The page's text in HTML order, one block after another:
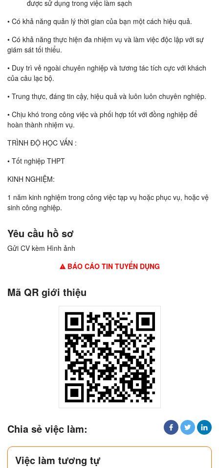
được sử dụng trong việc làm sạch
• Có khả năng quản lý thời gian của bạn một cách hiệu quả.
• Có khả năng thực hiện đa nhiệm vụ và làm việc độc lập với sự
giám sát tối thiểu.
• Duy trì vẻ ngoài chuyên nghiệp và tương tác tích cực với khách
của câu lạc bộ.
• Trung thực, đáng tin cậy, hiệu quả và luôn luôn chuyên nghiệp.
• Chịu khó trong công việc và phối hợp tốt với đồng nghiệp để
hoàn thành nhiệm vụ.
TRÌNH ĐỘ HỌC VẤN :
• Tốt nghiệp THPT
KINH NGHIỆM:
1 năm kinh nghiệm trong công việc tạp vụ hoặc phục vụ, hoặc vệ
sinh công nghiệp.
Yêu cầu hồ sơ
Gửi CV kèm Hình ảnh
BÁO CÁO TIN TUYỂN DỤNG
Mã QR giới thiệu
Chia sẻ việc làm:
Việc làm tương tự